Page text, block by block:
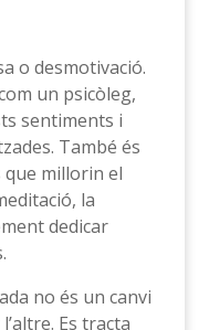
o desmotivació.
un psicòleg,
sentiments i
També és
millorin el
la
dedicar
no és un canvi
Es tracta